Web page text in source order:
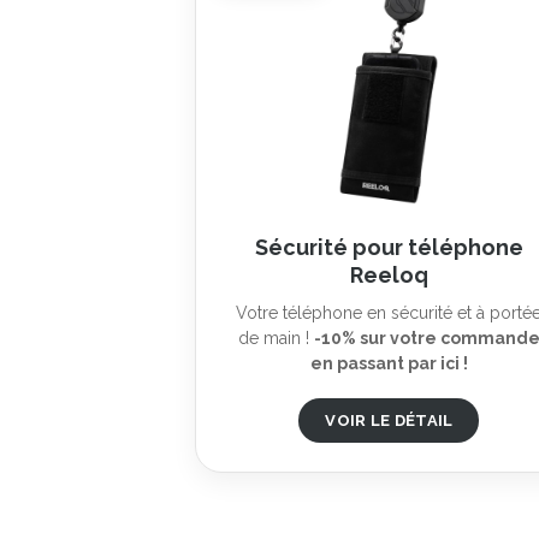
Sécurité pour téléphone
Reeloq
Votre téléphone en sécurité et à
de main ! -10% sur votre commande
en passant par ici !
VOIR LE DÉTAIL